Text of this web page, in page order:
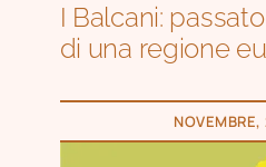
I Balcani:
di una regione
NOVEMBRE,